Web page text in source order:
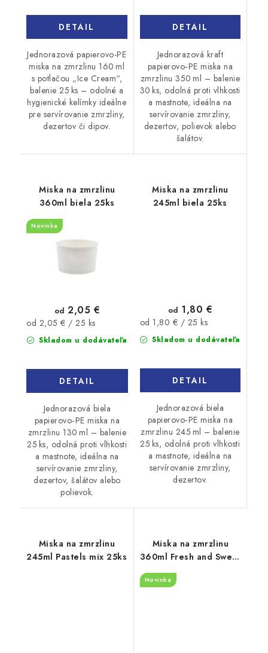
DETAIL
Jednorazová papierovo-PE
miska na zmrzlinu 160 ml
s potlačou „Ice Cream“,
balenie 25 ks – odolné a
hygienické kelímky ideálne
pre servírovanie zmrzliny,
dezertov či dipov.
DETAIL
Jednorazová kraft
papierovo‑PE miska na
zmrzlinu 350 ml – balenie
30 ks, odolná proti vlhkosti
a mastnote, ideálna na
servírovanie zmrzliny,
dezertov, polievok alebo
šalátov.
Miska na zmrzlinu
360ml biela 25ks
Novinka
Skladom u dodávateľa
od 2,05 €
Jednotková
cena:
od 2,05 € / 25 ks
DETAIL
Jednorazová biela
papierovo‑PE miska na
zmrzlinu 130 ml – balenie
25 ks, odolná proti vlhkosti
a mastnote, ideálna na
servírovanie zmrzliny,
dezertov, šalátov alebo
polievok.
Miska na zmrzlinu
245ml biela 25ks
Skladom u dodávateľa
od 1,80 €
Jednotková
cena:
od 1,80 € / 25 ks
DETAIL
Jednorazová biela
papierovo‑PE miska na
zmrzlinu 245 ml – balenie
25 ks, odolná proti vlhkosti
a mastnote, ideálna na
servírovanie zmrzliny,
dezertov.
Miska na zmrzlinu
245ml Pastels mix 25ks
Miska na zmrzlinu
360ml Fresh and Sweet
Novinka